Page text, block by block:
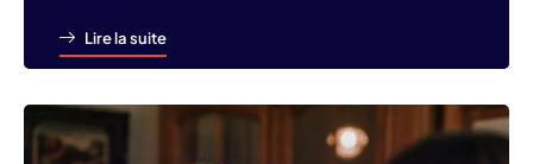
Lire la suite